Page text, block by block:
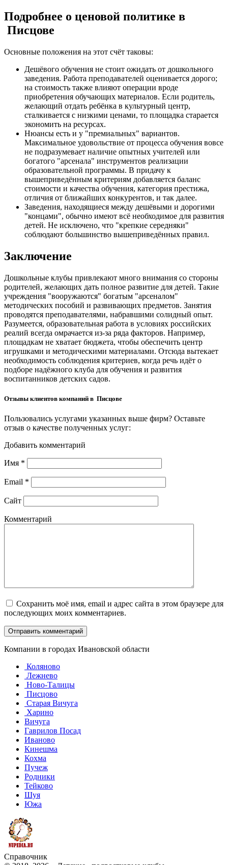
Подробнее о ценовой политике в
Писцове
Основные положения на этот счёт таковы:
Дешёвого обучения не стоит ожидать от дошкольного
заведения. Работа преподавателей оценивается дорого;
на стоимость также влияют операции вроде
приобретения обучающих материалов. Если родитель,
желающий отдать ребёнка в культурный центр,
сталкивается с низкими ценами, то площадка старается
экономить на ресурсах.
Нюансы есть и у "премиальных" вариантов.
Максимальное удовольствие от процесса обучения вовсе
не подразумевает наличие опытных учителей или
богатого "арсенала" инструментов реализации
образовательной программы. В придачу к
вышеприведённым критериям добавляется баланс
стоимости и качества обучения, категория престижа,
отличия от ближайших конкурентов, и так далее.
Заведения, находящиеся между дешёвыми и дорогими
"концами", обычно имеют всё необходимое для развития
детей. Не исключено, что "крепкие середняки"
соблюдают большинство вышеприведённых правил.
Заключение
Дошкольные клубы привлекают много внимания со стороны
родителей, желающих дать полное развитие для детей. Такие
учреждения "вооружаются" богатым "арсеналом"
методических пособий и развивающих предметов. Занятия
проводятся преподавателями, набравшими солидный опыт.
Разумеется, образовательная работа в условиях российских
реалий всегда омрачается из-за ряда факторов. Например,
площадкам не хватает бюджета, чтобы обеспечить центр
игрушками и методическими материалами. Отсюда вытекает
необходимость соблюдения критериев, когда речь идёт о
подборе надёжного клуба для обучения и развития
воспитанников детских садов.
Отзывы клиентов компаний в Писцове
Пользовались услугами указанных выше фирм? Оставьте
отзыв о качестве полученных услуг:
Добавить комментарий
Имя *
Email *
Сайт
Комментарий
Сохранить моё имя, email и адрес сайта в этом браузере для
последующих моих комментариев.
Компании в городах Ивановской области
Коляново
Лежнево
Ново-Талицы
Писцово
Старая Вичуга
Харино
Вичуга
Гаврилов Посад
Иваново
Кинешма
Кохма
Пучеж
Родники
Тейково
Шуя
Южа
Справочник